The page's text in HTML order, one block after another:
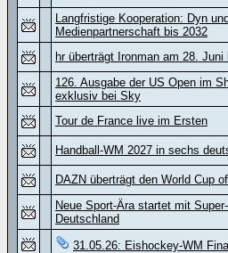
Langfristige Kooperation: Dyn
Medienpartnerschaft bis 2032
hr überträgt Ironman am 28.
126. Ausgabe der US Open im
exklusiv bei Sky
Tour de France live im Ersten
Handball-WM 2027 in sechs
DAZN überträgt den World Cup
Neue Sport-Ära startet mit
Deutschland
31.05.26: Eishockey-WM